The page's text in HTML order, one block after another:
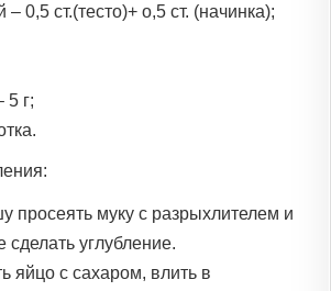
0,5 ст.(тесто)+ о,5 ст. (начинка);
5 г;
просеять муку с разрыхлителем и
сделать углубление.
яйцо с сахаром, влить в